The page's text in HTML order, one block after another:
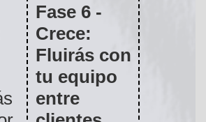
Fase 6 -
Crece:
Fluirás con
tu equipo
entre